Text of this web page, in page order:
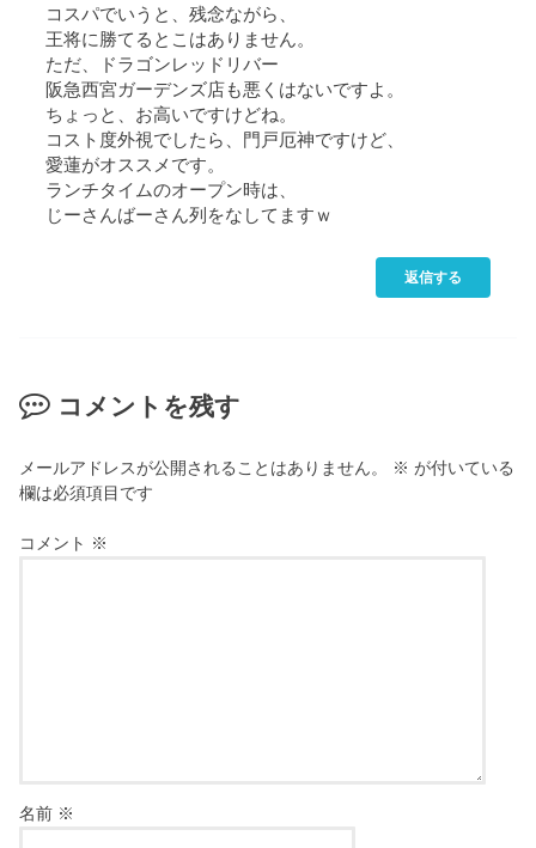
コスパでいうと、残念ながら、
王将に勝てるとこはありません。
ただ、ドラゴンレッドリバー
阪急西宮ガーデンズ店も悪くはないですよ。
ちょっと、お高いですけどね。
コスト度外視でしたら、門戸厄神ですけど、
愛蓮がオススメです。
ランチタイムのオープン時は、
じーさんばーさん列をなしてますｗ
返信する
コメントを残す
メールアドレスが公開されることはありません。 ※ が付いている
欄は必須項目です
コメント ※
名前 ※